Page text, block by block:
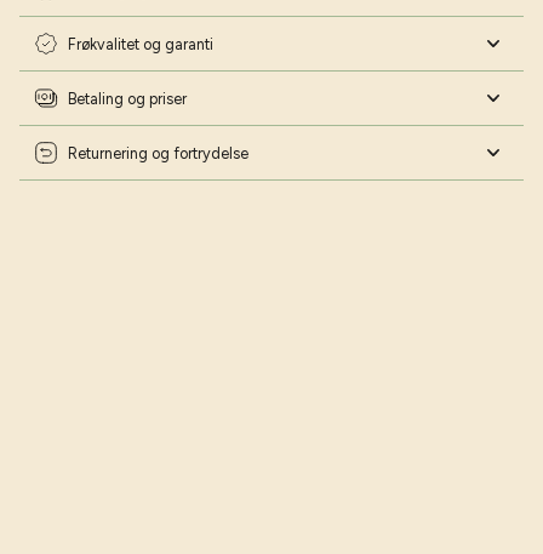
Frøkvalitet og garanti
Betaling og priser
Returnering og fortrydelse